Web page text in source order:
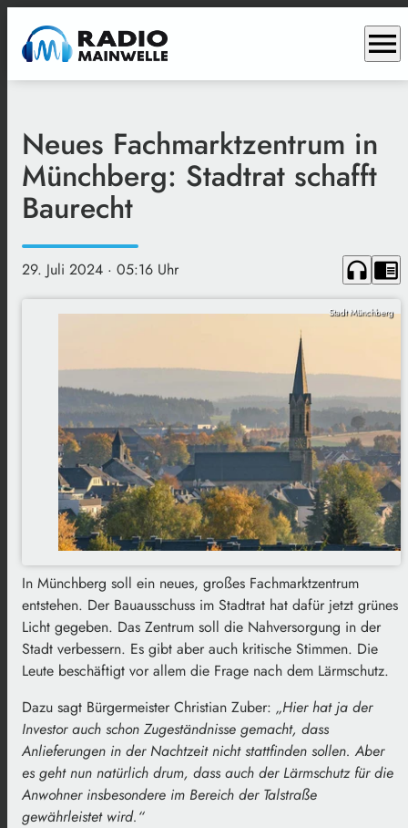
menu
Neues Fachmarktzentrum in
Münchberg: Stadtrat schafft
Baurecht
29. Juli 2024 · 05:16 Uhr headphones chrome_reader_mode
Stadt Münchberg
In Münchberg soll ein neues, großes Fachmarktzentrum
entstehen. Der Bauausschuss im Stadtrat hat dafür jetzt grünes
Licht gegeben. Das Zentrum soll die Nahversorgung in der
Stadt verbessern. Es gibt aber auch kritische Stimmen. Die
Leute beschäftigt vor allem die Frage nach dem Lärmschutz.
Dazu sagt Bürgermeister Christian Zuber: „Hier hat ja der
Investor auch schon Zugeständnisse gemacht, dass
Anlieferungen in der Nachtzeit nicht stattfinden sollen. Aber
es geht nun natürlich drum, dass auch der Lärmschutz für die
Anwohner insbesondere im Bereich der Talstraße
gewährleistet wird.“